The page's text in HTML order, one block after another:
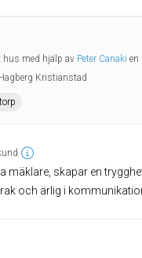
hus med hjälp av Peter Canaki en
Kristianstad
mäklare, skapar en
och ärlig i